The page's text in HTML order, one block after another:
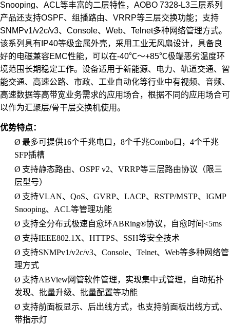
Snooping、ACL等丰富的二层特性，AOBO 7328-L3三层系列
产品还支持OSPF、组播路由、VRRP等三层交换功能；支持
SNMPv1/v2c/v3、Console、Web、Telnet多种网络管理方式。
该系列具有IP40等级金属外壳，采用工业无风扇设计，具备良
好的电磁兼容EMC性能，可以在-40℃～+85℃极端恶劣温度环
境范围长期稳定工作。设备适用于新能源、电力、轨道交通、智
能交通、高速公路、市政、工业自动化等行业中有视频、音频、
高速数据等高带宽业务需求的应用场合，根据不同的应用场合可
以作为汇聚层/骨干层交换机使用。
优势特点：
Ø 最多可提供16个千兆电口，8个千兆Combo口，4个千兆
SFP插槽
Ø 支持静态路由、 OSPF v2、VRRP等三层路由协议（限三
层型号）
Ø 支持VLAN、QoS、GVRP、LACP、RSTP/MSTP、IGMP
Snooping、ACL等管理功能
Ø 支持全分布式极速自愈环ABRing®协议，自愈时间<5ms
Ø 支持IEEE802.1X、HTTPS、SSH等安全技术
Ø 支持SNMPv1/v2c/v3、Console、Telnet、Web等多种网络管
理方式
Ø 支持ABView网管软件管理，实现集中式管理，自动拓扑
发现、批量升级、批量配置等功能
Ø 支持前面板显示、后出线方式，也支持前面板出线方式、
带指示灯